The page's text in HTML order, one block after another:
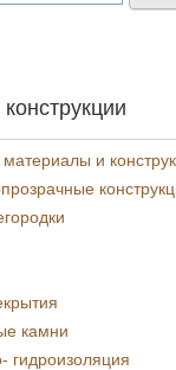
и
камни
гидроизоляция